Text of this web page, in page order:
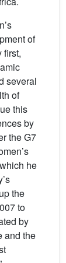
of
first,
several
of
this
by
the G7
he
the
to
by
and the